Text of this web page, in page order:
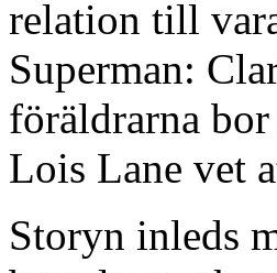
relation till
Superman:
föräldrarna
Lois Lane vet
Storyn inleds